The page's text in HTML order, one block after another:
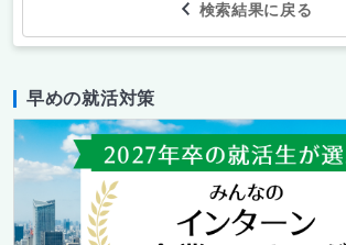
検索結果に戻る
早めの就活対策